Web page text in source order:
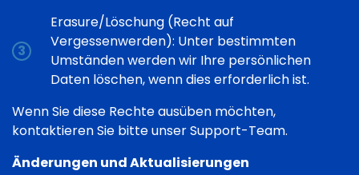
Erasure/Löschung (Recht auf
Vergessenwerden): Unter bestimmten
Umständen werden wir Ihre persönlichen
Daten löschen, wenn dies erforderlich ist.
Wenn Sie diese Rechte ausüben möchten,
kontaktieren Sie bitte unser Support-Team.
Änderungen und Aktualisierungen